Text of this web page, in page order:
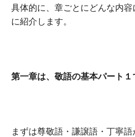
具体的に、章ごとにどんな内
に紹介します。
第一章は、敬語の基本パート１
まずは尊敬語・謙譲語・丁寧